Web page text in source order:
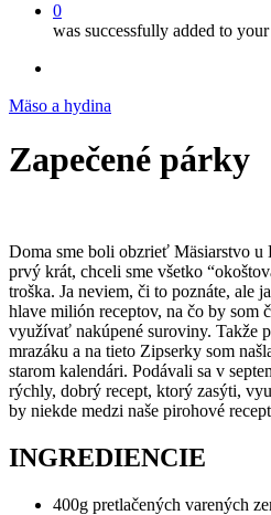
0
was successfully added to your
Mäso a hydina
Zapečené párky
Doma sme boli obzrieť Mäsiarstvo u
prvý krát, chceli sme všetko
troška. Ja neviem, či to poznáte, ale
hlave milión receptov, na čo by som
využívať nakúpené suroviny. Takže
mrazáku a na tieto Zipserky som
starom kalendári. Podávali sa v
rýchly, dobrý recept, ktorý zasýti,
by niekde medzi naše pirohové
INGREDIENCIE
400g pretlačených varených